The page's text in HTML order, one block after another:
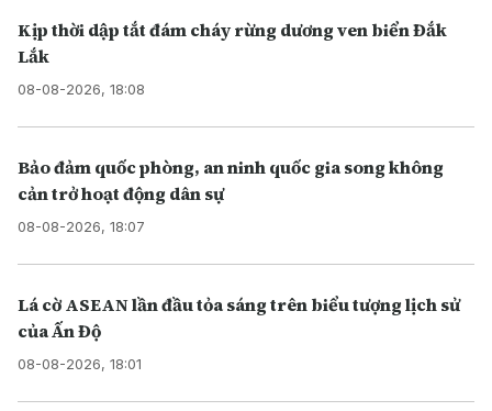
Kịp thời dập tắt đám cháy rừng dương ven biển Đắk
Lắk
08-08-2026, 18:08
Bảo đảm quốc phòng, an ninh quốc gia song không
cản trở hoạt động dân sự
08-08-2026, 18:07
Lá cờ ASEAN lần đầu tỏa sáng trên biểu tượng lịch sử
của Ấn Độ
08-08-2026, 18:01